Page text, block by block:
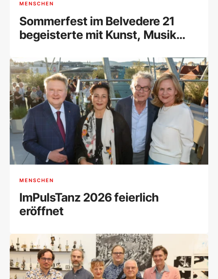
MENSCHEN
Sommerfest im Belvedere 21
begeisterte mit Kunst, Musik
MENSCHEN
ImPulsTanz 2026 feierlich
eröffnet